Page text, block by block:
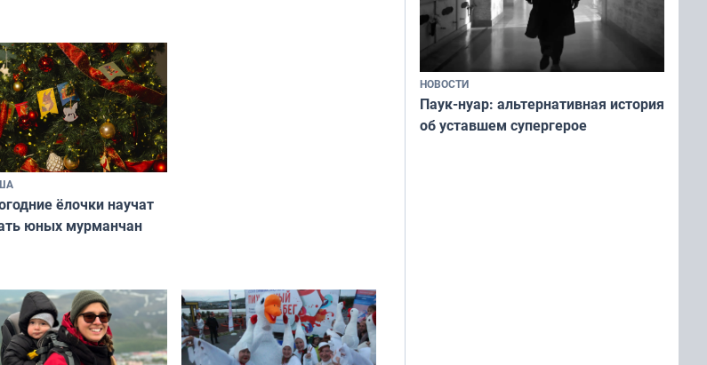
ёлочки научат
юных мурманчан
НОВОСТИ
Паук-нуар: альтернативная история
об уставшем супергерое